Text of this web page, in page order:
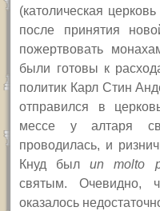
(католическая
после принятия
пожертвовать
были готовы к
политик Карл Стин
отправился в
мессе у алтаря
проводилась, и
Кнуд былun molto
святым. Очевидно,
оказалось